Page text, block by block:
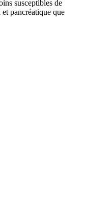
susceptibles de
pancréatique que